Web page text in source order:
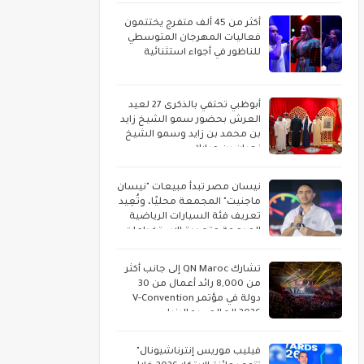
أكثر من 45 ألف متفرج يختتمون
فعاليات المهرجان المتوسطي
للناظور في أجواء استثنائية
أبوظبي تحتفي بالذكرى 27 لعيد
العرش بحضور سمو الشيخ زايد
بن محمد بن زايد وسمو الشيخ
نهيان بن مبارك
نيسان مصر تبدأ مبيعات "نيسان
ماجنيت" المجمعة محليًا، وتُعِيد
تعريف فئة السيارات الرياضية
المدمجة متعددة الاستخدامات
تشارك QN Maroc إلى جانب أكثر
من 8,000 رائد أعمال من 30
دولة في مؤتمر V-Convention
2026 العالمي بماليزيا
فيليب موريس إنترناشيونال"